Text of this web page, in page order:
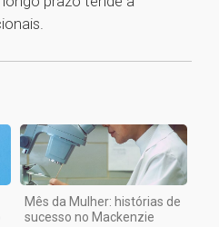
1
Mês da Mulher: histórias de
sucesso no Mackenzie